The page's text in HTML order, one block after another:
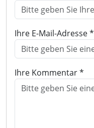
Ihre E-Mail-Adresse *
Ihre Kommentar *